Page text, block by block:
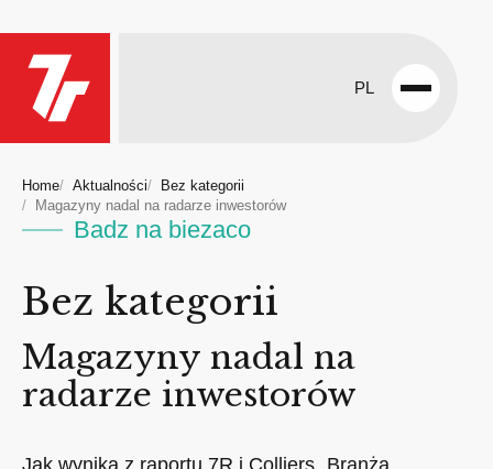
PL
Open
Home Aktualności
Bez kategorii
Magazyny nadal na radarze inwestorów
Badz na biezaco
Bez kategorii
Magazyny nadal na
radarze inwestorów
Jak wynika z raportu 7R i Colliers „Branża